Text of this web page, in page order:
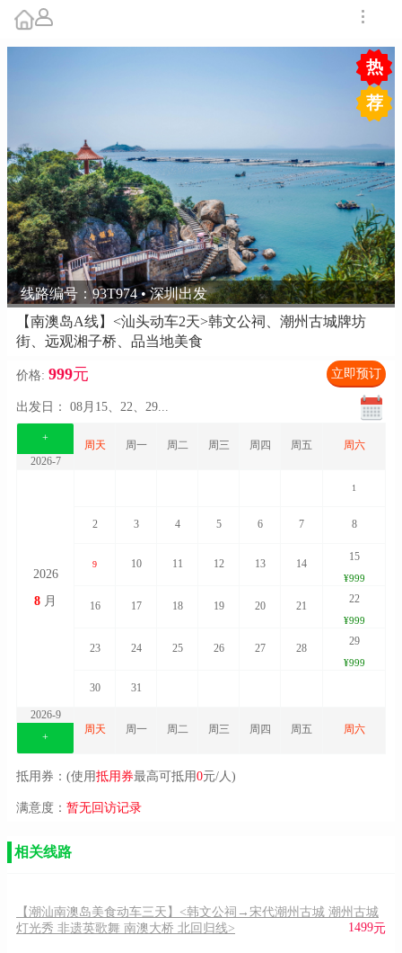
线路编号：93T974 • 深圳出发
【南澳岛A线】<汕头动车2天>韩文公祠、潮州古城牌坊
街、远观湘子桥、品当地美食
热
荐
价格: 999元 立即预订
出发日： 08月15、22、29...
+
2026-7
周天 周一 周二 周三 周四 周五 周六
2026
8 月
1
2 3 4 5 6 7 8
9 10 11 12 13 14
15
¥999
16 17 18 19 20 21
22
¥999
23 24 25 26 27 28
29
¥999
30 31
2026-9
+
周天 周一 周二 周三 周四 周五 周六
抵用券：(使用抵用券最高可抵用0元/人)
满意度： 暂无回访记录
相关线路
【潮汕南澳岛美食动车三天】<韩文公祠→宋代潮州古城 潮州古城
灯光秀 非遗英歌舞 南澳大桥 北回归线>
1499元